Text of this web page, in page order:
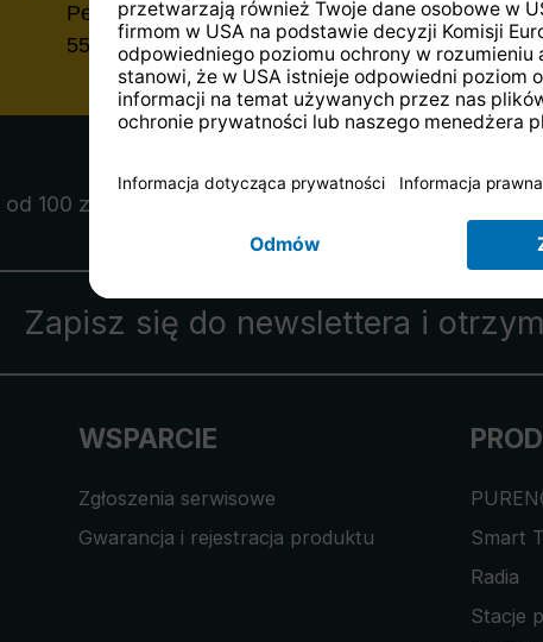
Personalabteilung
55-120 Oborniki Śląskie
od 100 zł
Zapisz się do newslettera i
WSPARCIE
Zgłoszenia serwisowe
Gwarancja i rejestracja produktu
Smart
Radia
Stacje